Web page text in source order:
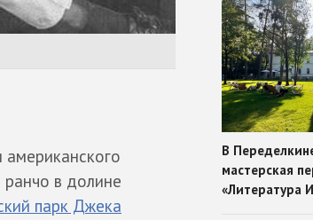
ранчо в долине
парк Джека
В
мастерская
«Литература